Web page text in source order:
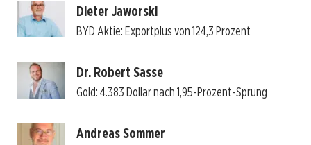
Dieter Jaworski
BYD Aktie: Exportplus von 124,3 Prozent
Dr. Robert Sasse
Gold: 4.383 Dollar nach 1,95-Prozent-Sprung
Andreas Sommer